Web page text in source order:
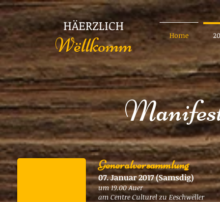
HÄERZLICH
Wëllkomm Home
Generalversammlung
07. Januar 2017 (Samsdig)
um 19.00 Auer
am Centre Culturel zu Eeschwëller